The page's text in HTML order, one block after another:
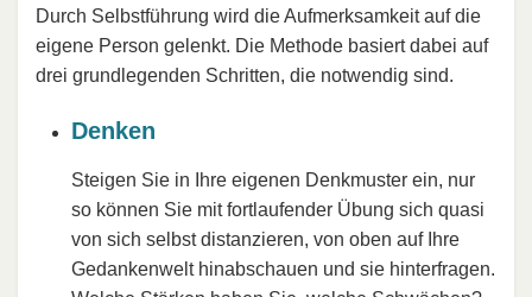
Durch Selbstführung wird die Aufmerksamkeit auf die
eigene Person gelenkt. Die Methode basiert dabei auf
drei grundlegenden Schritten, die notwendig sind.
Denken
Steigen Sie in Ihre eigenen Denkmuster ein, nur
so können Sie mit fortlaufender Übung sich quasi
von sich selbst distanzieren, von oben auf Ihre
Gedankenwelt hinabschauen und sie hinterfragen.